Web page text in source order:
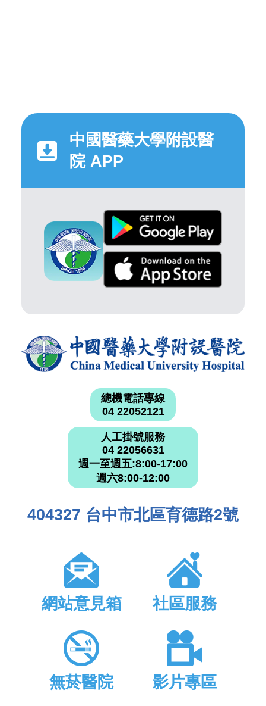
中國醫藥大學附設醫
院 APP
總機電話專線
04 22052121
人工掛號服務
04 22056631
週一至週五:8:00-17:00
週六8:00-12:00
404327 台中市北區育德路2號
網站意見箱 社區服務
無菸醫院 影片專區